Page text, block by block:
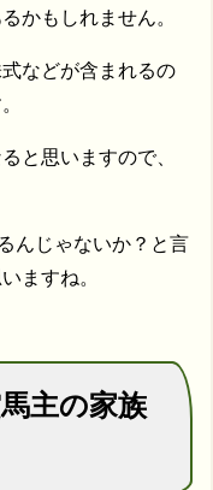
かもしれません。
などが含まれるの
と思いますので、
んじゃないか？と言
ますね。
主の家族